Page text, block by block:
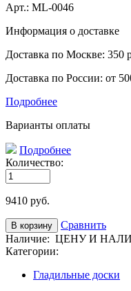
Арт.: ML-0046
Информация о доставке
Доставка по Москве: 350
Доставка по России: от
Подробнее
Варианты оплаты
Подробнее
Количество:
9410 руб.
Сравнить
Наличие: ЦЕНУ И
Категории:
Гладильные доски